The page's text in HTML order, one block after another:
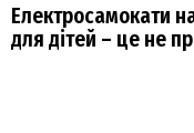
Електросамокати
для дітей – це не